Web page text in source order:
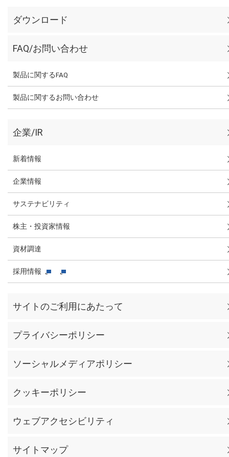
ダウンロード
FAQ/お問い合わせ
製品に関するFAQ
製品に関するお問い合わせ
企業/IR
新着情報
企業情報
サステナビリティ
株主・投資家情報
資材調達
採用情報
サイトのご利用にあたって
プライバシーポリシー
ソーシャルメディアポリシー
クッキーポリシー
ウェブアクセシビリティ
サイトマップ